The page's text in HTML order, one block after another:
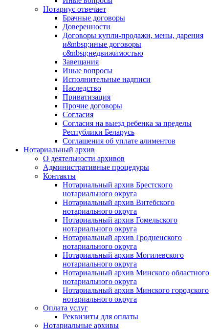
Нотариус отвечает
Брачные договоры
Доверенности
Договоры купли-продажи, мены, дарения
и&nbsp;иные договоры
с&nbsp;недвижимостью
Завещания
Иные вопросы
Исполнительные надписи
Наследство
Приватизация
Прочие договоры
Согласия
Согласия на выезд ребенка за пределы
Республики Беларусь
Соглашения об уплате алиментов
Нотариальный архив
О деятельности архивов
Административные процедуры
Контакты
Нотариальный архив Брестского
нотариального округа
Нотариальный архив Витебского
нотариального округа
Нотариальный архив Гомельского
нотариального округа
Нотариальный архив Гродненского
нотариального округа
Нотариальный архив Могилевского
нотариального округа
Нотариальный архив Минского областного
нотариального округа
Нотариальный архив Минского городского
нотариального округа
Оплата услуг
Реквизиты для оплаты
Нотариальные архивы